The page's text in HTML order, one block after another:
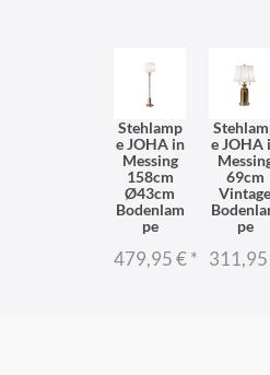
Stehlamp
e JOHA in
Messing
158cm
Ø43cm
Bodenlam
pe
479,95 €*
e JOHA
69cm
Vintage
pe